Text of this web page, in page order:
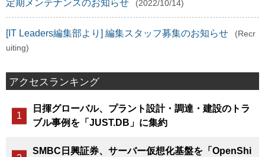
定期メンテナンスのお知らせ (2022/10/14)
[IT Leaders編集部より] 編集スタッフ募集のお知らせ
(Recr
uiting)
アクセスランキング
日揮グローバル、プラント設計・調達・建設のトラ
ブル事例を「JUST.DB」に集約
SMBC日興証券、サーバー仮想化基盤を「OpenShi